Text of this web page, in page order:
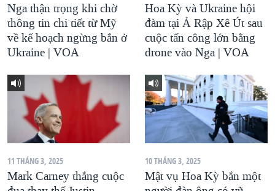
Nga thận trọng khi chờ
thông tin chi tiết từ Mỹ
về kế hoạch ngừng bắn ở
Ukraine | VOA
Hoa Kỳ và Ukraine hội
đàm tại Ả Rập Xê Út sau
cuộc tấn công lớn bằng
drone vào Nga | VOA
11 THÁNG 3, 2025
Mark Carney thắng cuộc
10 THÁNG 3, 2025
Mật vụ Hoa Kỳ bắn một